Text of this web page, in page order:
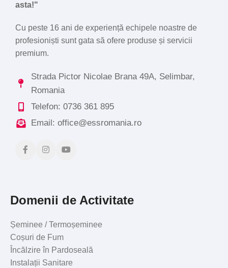
asta!"
Cu peste 16 ani de experiență echipele noastre de
profesioniști sunt gata să ofere produse și servicii
premium.
Strada Pictor Nicolae Brana 49A, Selimbar,
Romania
Telefon: 0736 361 895
Email: office@essromania.ro
Domenii de Activitate
Șeminee / Termoșeminee
Coșuri de Fum
Încălzire în Pardoseală
Instalații Sanitare